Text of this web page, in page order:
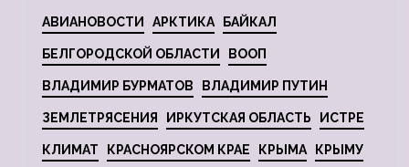
АВИАНОВОСТИ АРКТИКА БАЙКАЛ
БЕЛГОРОДСКОЙ ОБЛАСТИ ВООП
ВЛАДИМИР БУРМАТОВ ВЛАДИМИР ПУТИН
ЗЕМЛЕТРЯСЕНИЯ ИРКУТСКАЯ ОБЛАСТЬ ИСТРЕ
КЛИМАТ КРАСНОЯРСКОМ КРАЕ КРЫМА КРЫМУ